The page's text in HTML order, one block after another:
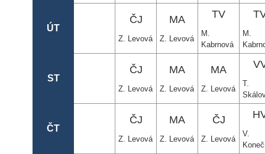
ÚT
ČJ
Z. Levová
MA
Z. Levová
TV
M.
Kabrnová
M.
ST
ČJ
Z. Levová
MA
Z. Levová
MA
Z. Levová
T.
ČT
ČJ
Z. Levová
MA
Z. Levová
ČJ
Z. Levová
V.